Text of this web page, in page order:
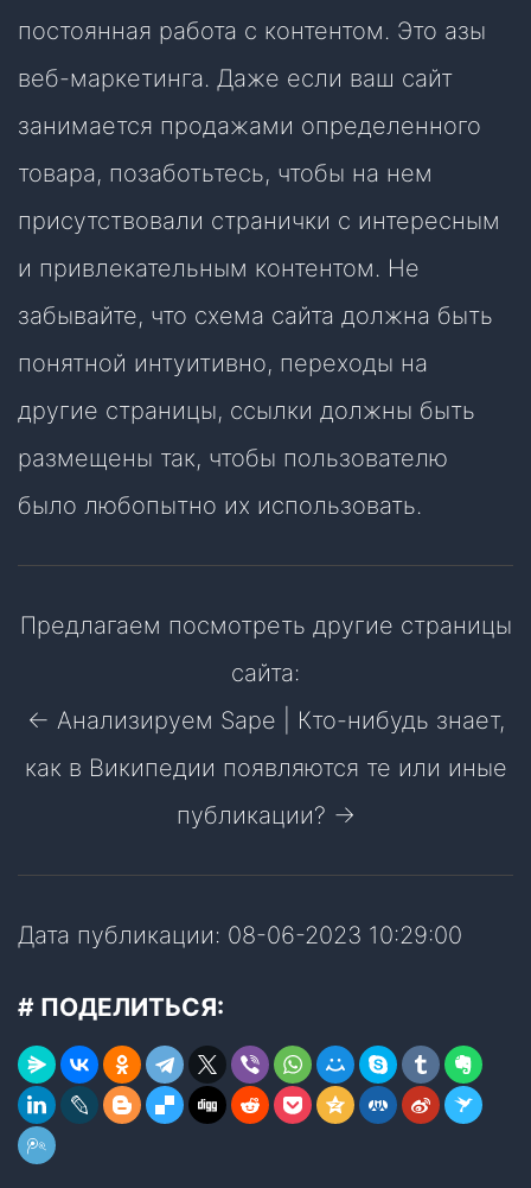
постоянная работа с контентом. Это азы
веб-маркетинга. Даже если ваш сайт
занимается продажами определенного
товара, позаботьтесь, чтобы на нем
присутствовали странички с интересным
и привлекательным контентом. Не
забывайте, что схема сайта должна быть
понятной интуитивно, переходы на
другие страницы, ссылки должны быть
размещены так, чтобы пользователю
было любопытно их использовать.
Предлагаем посмотреть другие страницы
сайта:
← Анализируем Sape
Кто-нибудь знает,
как в Википедии появляются те или иные
публикации? →
Дата публикации: 08-06-2023 10:29:00
# ПОДЕЛИТЬСЯ: